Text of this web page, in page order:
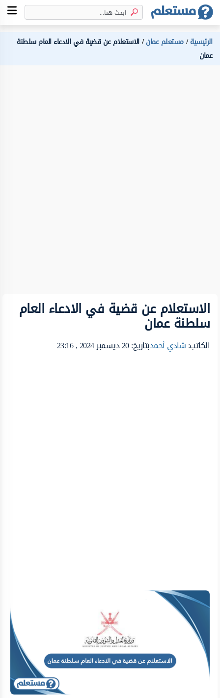
الرئيسية مستعلم عمان الاستعلام عن قضية في الادعاء العام سلطنة
عمان
الاستعلام عن قضية في الادعاء العام
سلطنة عمان
الكاتب:شادي أحمدبتاريخ: 20 ديسمبر 2024 , 23:16